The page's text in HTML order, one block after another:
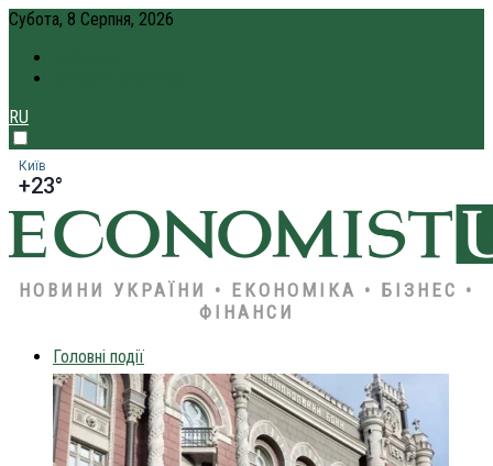
Субота, 8 Серпня, 2026
RU
Київ
+23°
НОВИНИ УКРАЇНИ • ЕКОНОМІКА • БІЗНЕС •
ФІНАНСИ
Головні події